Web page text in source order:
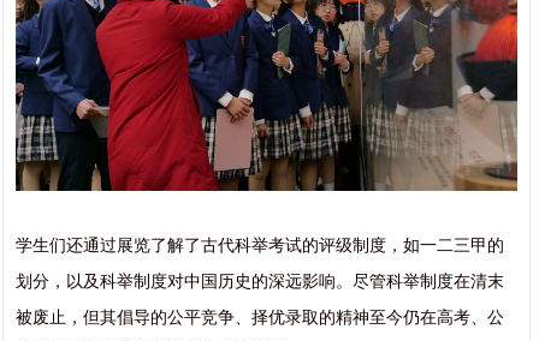
学生们还通过展览了解了古代科举考试的评级制度，如一二三甲的
划分，以及科举制度对中国历史的深远影响。尽管科举制度在清末
被废止，但其倡导的公平竞争、择优录取的精神至今仍在高考、公